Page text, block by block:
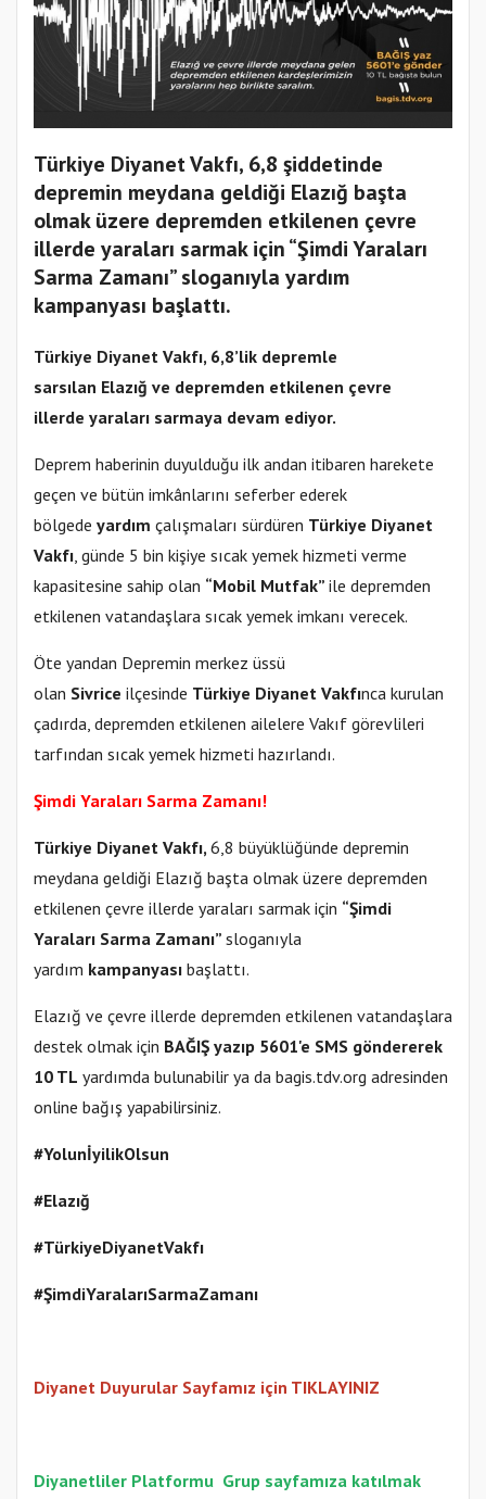
Türkiye Diyanet Vakfı, 6,8 şiddetinde
depremin meydana geldiği Elazığ başta
olmak üzere depremden etkilenen çevre
illerde yaraları sarmak için “Şimdi Yaraları
Sarma Zamanı” sloganıyla yardım
kampanyası başlattı.
Türkiye Diyanet Vakfı, 6,8’lik depremle
sarsılan Elazığ ve depremden etkilenen çevre
illerde yaraları sarmaya devam ediyor.
Deprem haberinin duyulduğu ilk andan itibaren harekete
geçen ve bütün imkânlarını seferber ederek
bölgede yardım çalışmaları sürdüren Türkiye Diyanet
Vakfı, günde 5 bin kişiye sıcak yemek hizmeti verme
kapasitesine sahip olan “Mobil Mutfak” ile depremden
etkilenen vatandaşlara sıcak yemek imkanı verecek.
Öte yandan Depremin merkez üssü
olan Sivrice ilçesinde Türkiye Diyanet Vakfınca kurulan
çadırda, depremden etkilenen ailelere Vakıf görevlileri
tarfından sıcak yemek hizmeti hazırlandı.
Şimdi Yaraları Sarma Zamanı!
Türkiye Diyanet Vakfı, 6,8 büyüklüğünde depremin
meydana geldiği Elazığ başta olmak üzere depremden
etkilenen çevre illerde yaraları sarmak için “Şimdi
Yaraları Sarma Zamanı” sloganıyla
yardım kampanyası başlattı.
Elazığ ve çevre illerde depremden etkilenen vatandaşlara
destek olmak için BAĞIŞ yazıp 5601'e SMS göndererek
10 TL yardımda bulunabilir ya da bagis.tdv.org adresinden
online bağış yapabilirsiniz.
#YolunİyilikOlsun
#Elazığ
#TürkiyeDiyanetVakfı
#ŞimdiYaralarıSarmaZamanı
Diyanet Duyurular Sayfamız için TIKLAYINIZ
Diyanetliler Platformu Grup sayfamıza katılmak